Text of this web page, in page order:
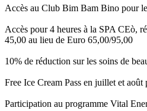
Accès au Club Bim Bam Bino pour
Accès pour 4 heures à la SPA CEò,
45,00 au lieu de Euro 65,00/95,00
10% de réduction sur les soins de
Free Ice Cream Pass en juillet et août
Participation au programme Vital